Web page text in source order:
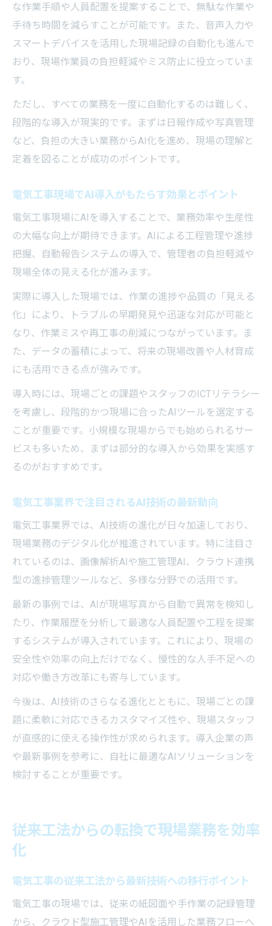
な作業手順や人員配置を提案することで、無駄な作業や
手待ち時間を減らすことが可能です。また、音声入力や
スマートデバイスを活用した現場記録の自動化も進んで
おり、現場作業員の負担軽減やミス防止に役立っていま
す。
ただし、すべての業務を一度に自動化するのは難しく、
段階的な導入が現実的です。まずは日報作成や写真管理
など、負担の大きい業務からAI化を進め、現場の理解と
定着を図ることが成功のポイントです。
電気工事現場でAI導入がもたらす効果とポイント
電気工事現場にAIを導入することで、業務効率や生産性
の大幅な向上が期待できます。AIによる工程管理や進捗
把握、自動報告システムの導入で、管理者の負担軽減や
現場全体の見える化が進みます。
実際に導入した現場では、作業の進捗や品質の「見える
化」により、トラブルの早期発見や迅速な対応が可能と
なり、作業ミスや再工事の削減につながっています。ま
た、データの蓄積によって、将来の現場改善や人材育成
にも活用できる点が強みです。
導入時には、現場ごとの課題やスタッフのICTリテラシー
を考慮し、段階的かつ現場に合ったAIツールを選定する
ことが重要です。小規模な現場からでも始められるサー
ビスも多いため、まずは部分的な導入から効果を実感す
るのがおすすめです。
電気工事業界で注目されるAI技術の最新動向
電気工事業界では、AI技術の進化が日々加速しており、
現場業務のデジタル化が推進されています。特に注目さ
れているのは、画像解析AIや施工管理AI、クラウド連携
型の進捗管理ツールなど、多様な分野での活用です。
最新の事例では、AIが現場写真から自動で異常を検知し
たり、作業履歴を分析して最適な人員配置や工程を提案
するシステムが導入されています。これにより、現場の
安全性や効率の向上だけでなく、慢性的な人手不足への
対応や働き方改革にも寄与しています。
今後は、AI技術のさらなる進化とともに、現場ごとの課
題に柔軟に対応できるカスタマイズ性や、現場スタッフ
が直感的に使える操作性が求められます。導入企業の声
や最新事例を参考に、自社に最適なAIソリューションを
検討することが重要です。
従来工法からの転換で現場業務を効率
化
電気工事の従来工法から最新技術への移行ポイント
電気工事の現場では、従来の紙図面や手作業の記録管理
から、クラウド型施工管理やAIを活用した業務フローへ